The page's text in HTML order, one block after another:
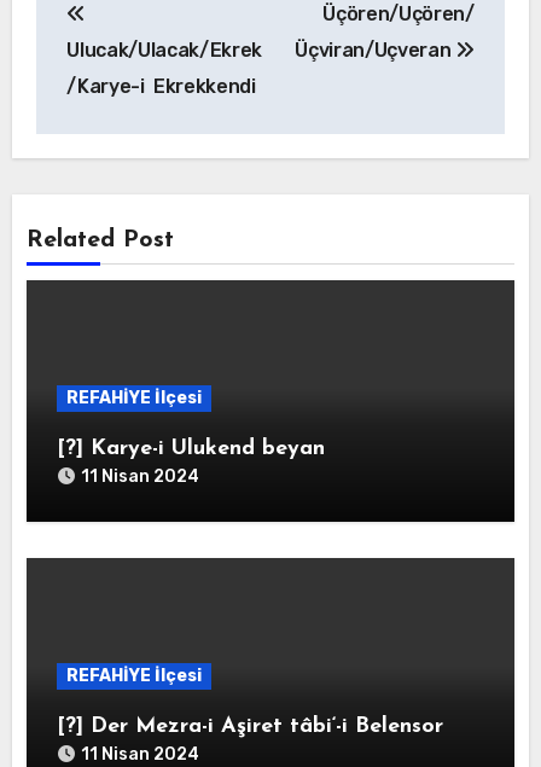
gezinmesi
Ulucak/Ulacak/Ekrek
/Karye-i Ekrekkendi
Üçören/Uçören/
Üçviran/Uçveran
Related Post
REFAHİYE İlçesi
[?] Karye-i Ulukend beyan
11 Nisan 2024
REFAHİYE İlçesi
[?] Der Mezra-i Aşiret tâbi‘-i Belensor
11 Nisan 2024